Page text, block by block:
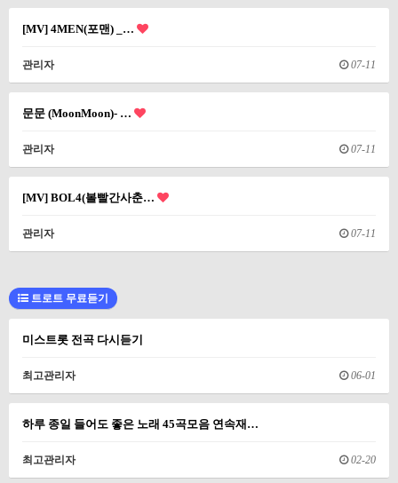
[MV] 4MEN(포맨) _…
관리자 07-11
문문 (MoonMoon)- …
관리자 07-11
[MV] BOL4(볼빨간사춘…
관리자 07-11
트로트 무료듣기
미스트롯 전곡 다시듣기
최고관리자 06-01
하루 종일 들어도 좋은 노래 45곡모음 연속재…
최고관리자 02-20